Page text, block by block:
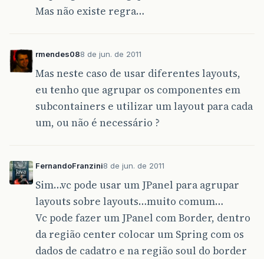
Mas não existe regra…
rmendes088 de jun. de 2011
Mas neste caso de usar diferentes layouts,
eu tenho que agrupar os componentes em
subcontainers e utilizar um layout para cada
um, ou não é necessário ?
FernandoFranzini8 de jun. de 2011
Sim…vc pode usar um JPanel para agrupar
layouts sobre layouts…muito comum…
Vc pode fazer um JPanel com Border, dentro
da região center colocar um Spring com os
dados de cadatro e na região soul do border